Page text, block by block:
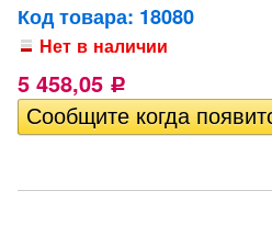
Код товара: 18080
Нет в наличии
5 458,05 Р